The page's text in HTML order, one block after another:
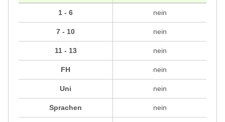
1 - 6
7 - 10
11 - 13
FH
Uni
Sprachen
nein
nein
nein
nein
nein
nein